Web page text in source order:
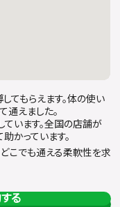
てもらえます。体の使い
通えました。
ています。全国の店舗が
かっています。
こでも通える柔軟性を求
る